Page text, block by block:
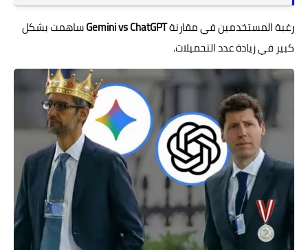
رغبة المستخدمين في مقارنةGemini vs ChatGPTساهمت بشكل
كبير في زيادة عدد التحميلات.